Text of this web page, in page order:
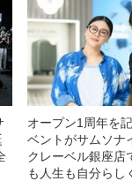
オープン1周年を
ベントがサムソナ
クレーベル銀座
も人生も自分らし